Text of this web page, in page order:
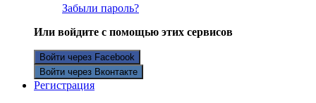
Забыли пароль?
Или войдите с помощью этих сервисов
Войти через Facebook
Войти через Вконтакте
Регистрация